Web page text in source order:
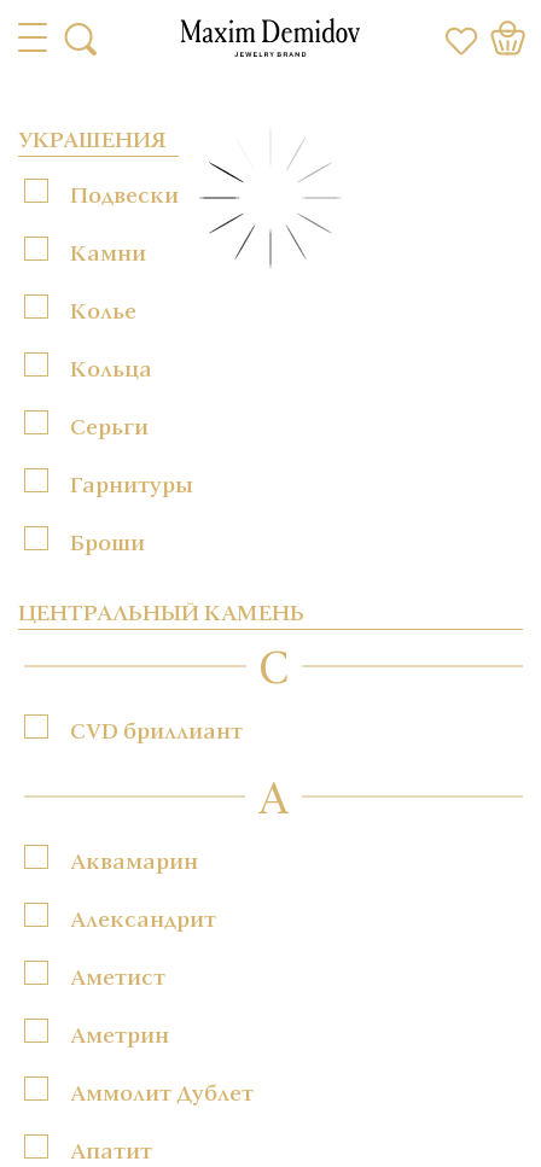
УКРАШЕНИЯ
Подвески
Камни
Колье
Кольца
Серьги
Гарнитуры
Броши
ЦЕНТРАЛЬНЫЙ КАМЕНЬ
C
CVD бриллиант
А
Аквамарин
Александрит
Аметист
Аметрин
Аммолит Дублет
Апатит